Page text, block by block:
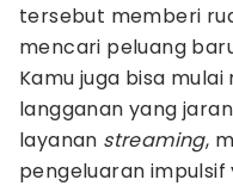
tersebut memberi
mencari peluang
Kamu juga bisa
langganan yang
layanan streaming,
pengeluaran